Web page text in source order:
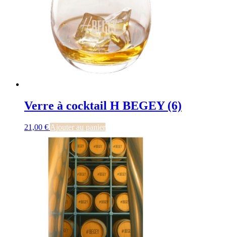
Verre à cocktail H BEGEY (6)
21,00 € Ajouter au panier